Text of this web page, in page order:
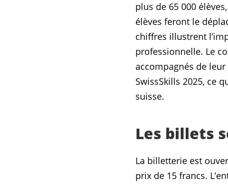
plus de 65 000
élèves feront le
chiffres illustrent
professionnelle. Le
accompagnés de
SwissSkills 2025, ce
suisse.
Les billets
La billetterie est
prix de 15 francs.